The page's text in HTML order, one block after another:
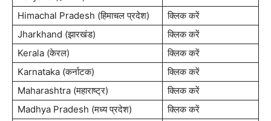
Himachal Pradesh (हिमाचल प्रदेश)
क्लिक करें
Jharkhand (झारखंड)
क्लिक करें
Kerala (केरल)
क्लिक करें
Karnataka (कर्नाटक)
क्लिक करें
Maharashtra (महाराष्ट्र)
क्लिक करें
Madhya Pradesh (मध्य प्रदेश)
क्लिक करें